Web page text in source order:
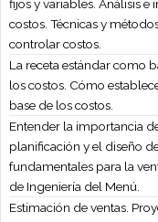
costos. Técnicas y
controlar costos.
La receta estándar
los costos. Cómo
base de los costos.
Entender la
planificación y el
fundamentales para
técnica de Ingeniería